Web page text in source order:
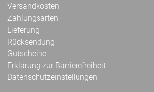
Versandkosten
Zahlungsarten
Lieferung
Rücksendung
Gutscheine
Erklärung zur Barrierefreiheit
Datenschutzeinstellungen